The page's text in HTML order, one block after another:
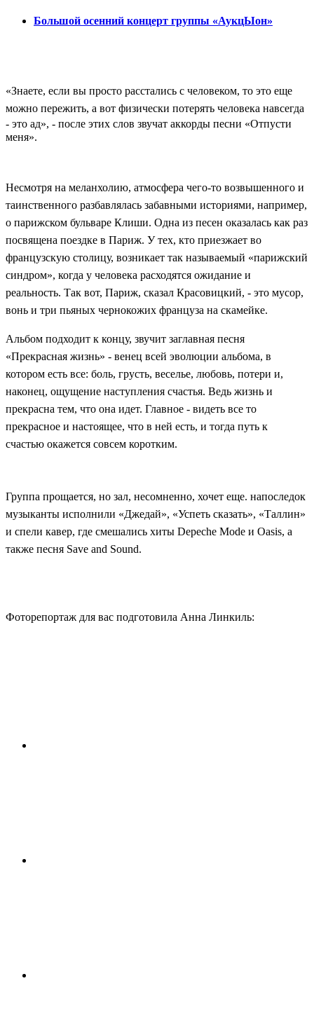
Большой осенний концерт группы «АукцЫон»
«Знаете, если вы просто расстались с человеком, то это еще
можно пережить, а вот физически потерять человека навсегда
- это ад», - после этих слов звучат аккорды песни «Отпусти
меня».
Несмотря на меланхолию, атмосфера чего-то возвышенного и
таинственного разбавлялась забавными историями, например,
о парижском бульваре Клиши. Одна из песен оказалась как раз
посвящена поездке в Париж. У тех, кто приезжает во
французскую столицу, возникает так называемый «парижский
синдром», когда у человека расходятся ожидание и
реальность. Так вот, Париж, сказал Красовицкий, - это мусор,
вонь и три пьяных чернокожих француза на скамейке.
Альбом подходит к концу, звучит заглавная песня
«Прекрасная жизнь» - венец всей эволюции альбома, в
котором есть все: боль, грусть, веселье, любовь, потери и,
наконец, ощущение наступления счастья. Ведь жизнь и
прекрасна тем, что она идет. Главное - видеть все то
прекрасное и настоящее, что в ней есть, и тогда путь к
счастью окажется совсем коротким.
Группа прощается, но зал, несомненно, хочет еще. напоследок
музыканты исполнили «Джедай», «Успеть сказать», «Таллин»
и спели кавер, где смешались хиты Depeche Mode и Oasis, а
также песня Save and Sound.
Фоторепортаж для вас подготовила Анна Линкиль: